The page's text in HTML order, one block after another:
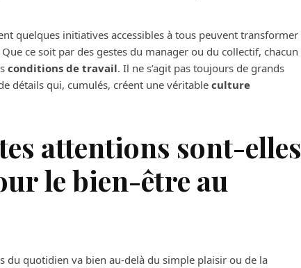
quelques initiatives accessibles à tous peuvent transformer
ce soit par des gestes du manager ou du collectif, chacun
conditions de travail. Il ne s’agit pas toujours de grands
détails qui, cumulés, créent une véritable culture
attentions sont-elles
le bien-être au
du quotidien va bien au-delà du simple plaisir ou de la